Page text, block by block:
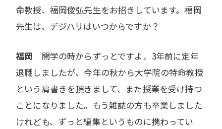
命教授、福岡俊弘先生をお招きしています。福岡
先生は、デジハリはいつからですか？
福岡 開学の時からずっとですよ。3年前に定年
退職しましたが、今年の秋から大学院の特命教授
という肩書きを頂きまして、また授業を受け持つ
ことになりました。もう雑誌の方も卒業しました
けれども、ずっと編集というものに携わってい